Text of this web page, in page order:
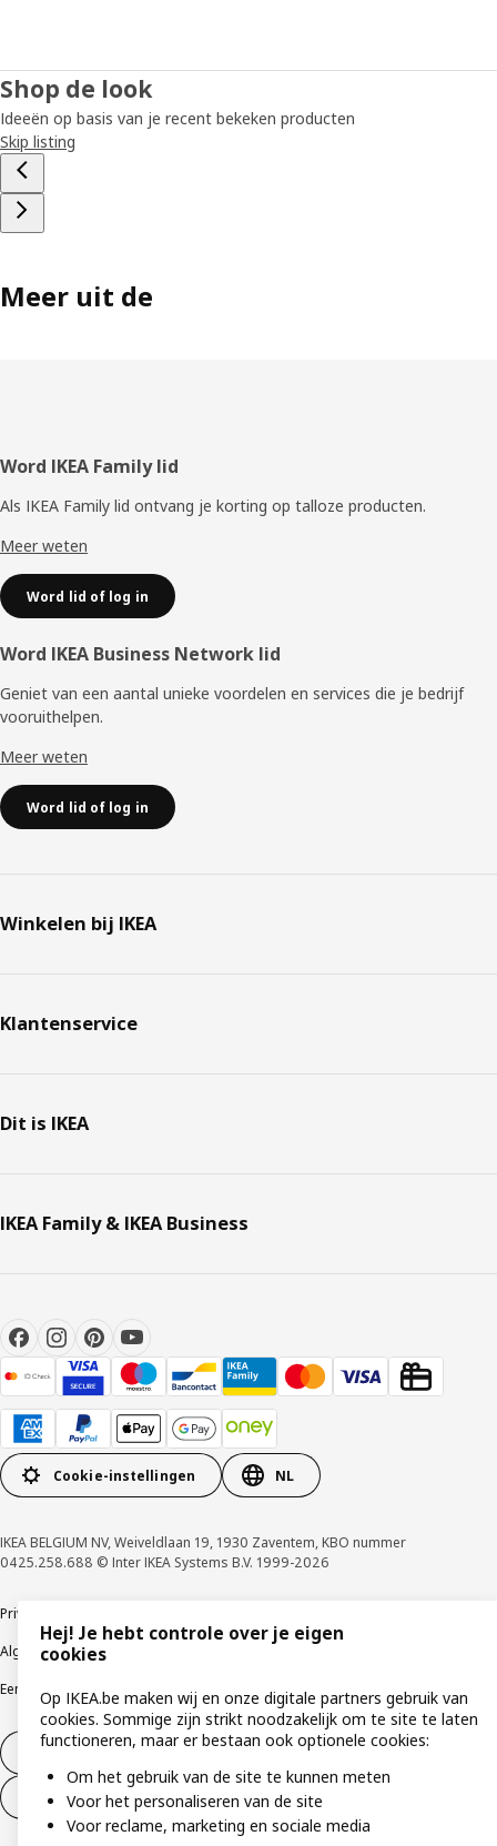
Shop de look
Ideeën op basis van je recent bekeken producten
Skip listing
Meer uit de
Voettekst
Word IKEA Family lid
Als IKEA Family lid ontvang je korting op talloze producten.
Meer weten
Word lid of log in
Word IKEA Business Network lid
Geniet van een aantal unieke voordelen en services die je bedrijf
vooruithelpen. ​
Meer weten
Word lid of log in
Winkelen bij IKEA
Klantenservice
Dit is IKEA
IKEA Family & IKEA Business
Cookie-instellingen NL
IKEA BELGIUM NV, Weiveldlaan 19, 1930 Zaventem, KBO nummer
0425.258.688 © Inter IKEA Systems B.V. 1999-2026
Privacybeleid
Algemene contractvoorwaarden
Een etische bezorgdheid uitenKlachten
Herroeping van contract
Herroeping van contract (services)
Hej! Je hebt controle over je eigen
cookies
Op IKEA.be maken wij en onze digitale partners gebruik van
cookies. Sommige zijn strikt noodzakelijk om te site te laten
functioneren, maar er bestaan ook optionele cookies:
Om het gebruik van de site te kunnen meten
Voor het personaliseren van de site
Voor reclame, marketing en sociale media